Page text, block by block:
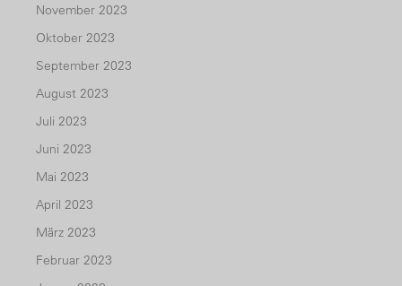
November 2023
Oktober 2023
September 2023
August 2023
Juli 2023
Juni 2023
Mai 2023
April 2023
März 2023
Februar 2023